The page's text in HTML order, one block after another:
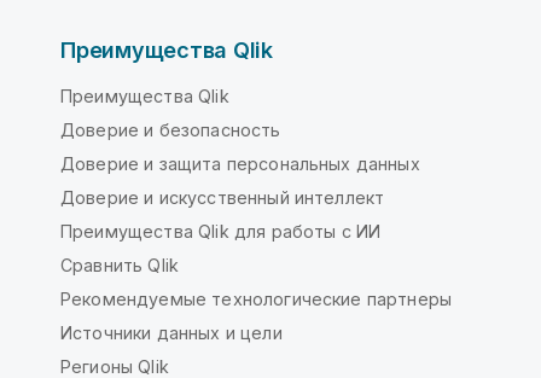
Преимущества Qlik
Преимущества Qlik
Доверие и безопасность
Доверие и защита персональных данных
Доверие и искусственный интеллект
Преимущества Qlik для работы с ИИ
Сравнить Qlik
Рекомендуемые технологические партнеры
Источники данных и цели
Регионы Qlik